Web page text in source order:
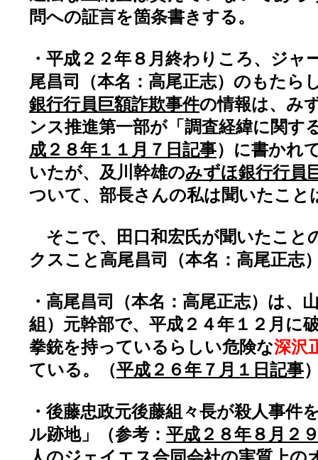
問への証言を箇条書きする。
・平成２２年８月終わりころ、ジャ
尾昌司（本名：高尾正志）のもたら
銀行行員巨額詐欺事件の情報は、み
ンス推進第一部が「調査経緯に関す
成２８年１１月７日記事）に書かれ
いたが、及川幹雄のみずほ銀行行員
ついて、部長さんの私は聞いたこと
そこで、田口和宏氏が聞いたこと
クスこと高尾昌司（本名：高尾正志
・高尾昌司（本名：高尾正志）は、
組）元幹部で、平成２４年１２月に
拳銃を持っているらしい危険な深沢
ている。（平成２６年７月１日記事
・後藤忠政元後藤組々長が殺人事件
ル跡地」（参考： 平成２８年８月２